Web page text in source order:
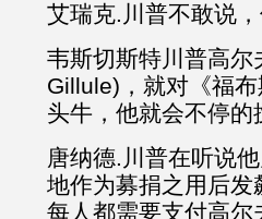
艾瑞克.川普不敢说，
韦斯切斯特川普高
Gillule)，就对《福
头牛，他就会不停的
唐纳德.川普在听说
地作为募捐之用后发
每人都需要支付高尔